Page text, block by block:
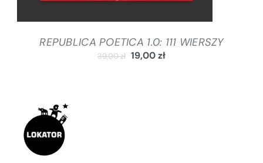
REPUBLICA POETICA 1.0: 111 WIERSZY
39,00zł 19,00zł